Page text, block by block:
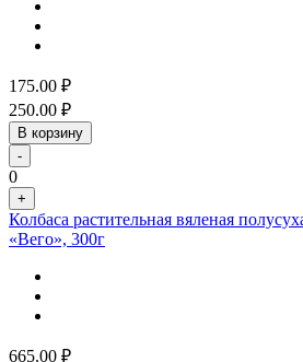
175.00 ₽
250.00 ₽
В корзину
-
0
+
Колбаса растительная вяленая
«Вего», 300г
665.00 ₽